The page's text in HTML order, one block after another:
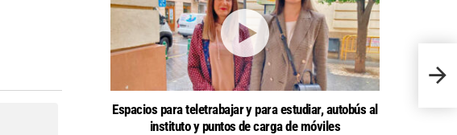
Espacios para teletrabajar y para estudiar, autobús al
instituto y puntos de carga de móviles